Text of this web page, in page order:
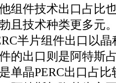
组件技术出口占比
且技术种类更多元
半片组件出口以
的出口则是阿特斯
单晶PERC出口占